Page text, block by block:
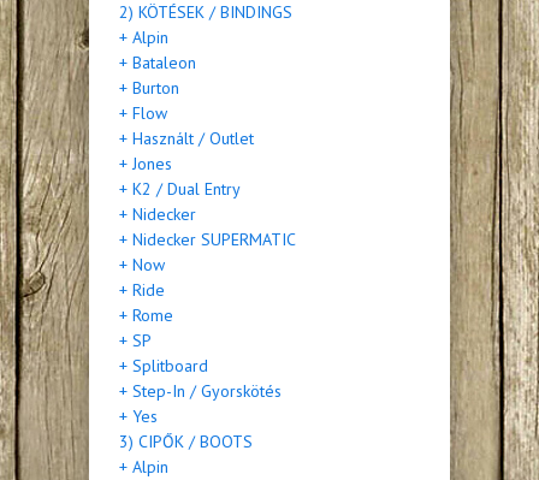
2) KÖTÉSEK / BINDINGS
+ Alpin
+ Bataleon
+ Burton
+ Flow
+ Használt / Outlet
+ Jones
+ K2 / Dual Entry
+ Nidecker
+ Nidecker SUPERMATIC
+ Now
+ Ride
+ Rome
+ SP
+ Splitboard
+ Step-In / Gyorskötés
+ Yes
3) CIPŐK / BOOTS
+ Alpin